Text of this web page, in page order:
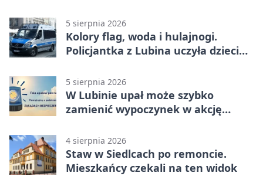
5 sierpnia 2026
Kolory flag, woda i hulajnogi.
Policjantka z Lubina uczyła dzieci
5 sierpnia 2026
W Lubinie upał może szybko
zamienić wypoczynek w akcję
4 sierpnia 2026
Staw w Siedlcach po remoncie.
Mieszkańcy czekali na ten widok